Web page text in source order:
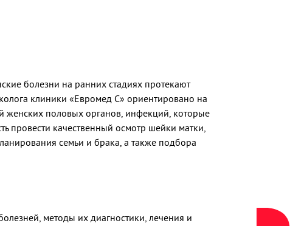
болезни на ранних стадиях протекают
клиники «Евромед С» ориентировано на
женских половых органов, инфекций, которые
провести качественный осмотр шейки матки,
семьи и брака, а также подбора
методы их диагностики, лечения и